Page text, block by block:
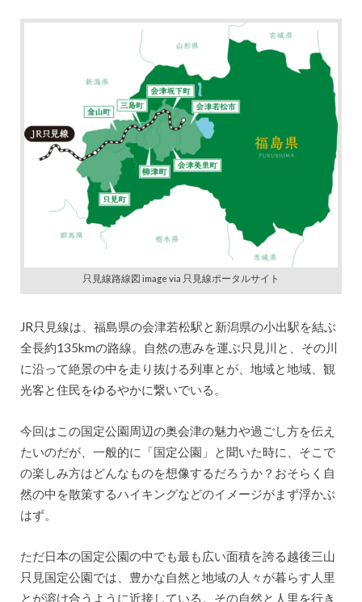
只見線路線図 image via 只見線ポータルサイト
JR只見線は、福島県の会津若松駅と新潟県の小出駅を結ぶ
全長約135kmの路線。自然の恵みを運ぶ只見川と、その川
に沿って絶景の中を走り抜ける列車とが、地域と地域、観
光客と住民をゆるやかに繋いでいる。
今回はこの国定公園周辺の奥会津の魅力や過ごし方を伝え
たいのだが、一般的に「国定公園」と聞いた時に、そこで
の楽しみ方はどんなものを想像するだろうか？おそらく自
然の中を散策するハイキングなどのイメージがまず浮かぶ
はず。
ただ日本の国定公園の中でも最も広い面積を誇る越後三山
只見国定公園では、豊かな自然と地域の人々が暮らす人里
とが溶け合うように近接している。その自然と人里を行き